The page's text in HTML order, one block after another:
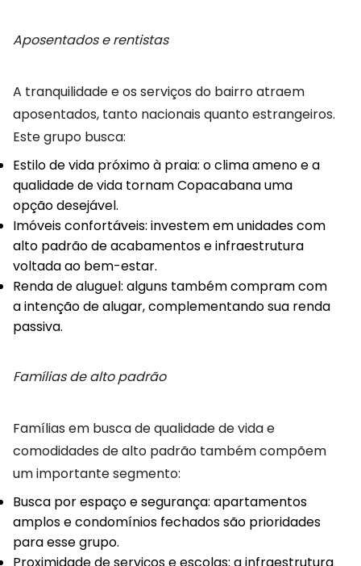
Aposentados e rentistas
A tranquilidade e os serviços do bairro atraem
aposentados, tanto nacionais quanto estrangeiros.
Este grupo busca:
Estilo de vida próximo à praia: o clima ameno e a
qualidade de vida tornam Copacabana uma
opção desejável.
Imóveis confortáveis: investem em unidades com
alto padrão de acabamentos e infraestrutura
voltada ao bem-estar.
Renda de aluguel: alguns também compram com
a intenção de alugar, complementando sua renda
passiva.
Famílias de alto padrão
Famílias em busca de qualidade de vida e
comodidades de alto padrão também compõem
um importante segmento:
Busca por espaço e segurança: apartamentos
amplos e condomínios fechados são prioridades
para esse grupo.
Proximidade de serviços e escolas: a infraestrutura